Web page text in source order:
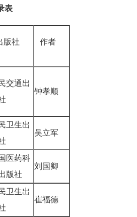
表
版社 作者
交通出
钟孝顺
卫生出
吴立军
医药科
版社
刘国卿
卫生出
崔福德